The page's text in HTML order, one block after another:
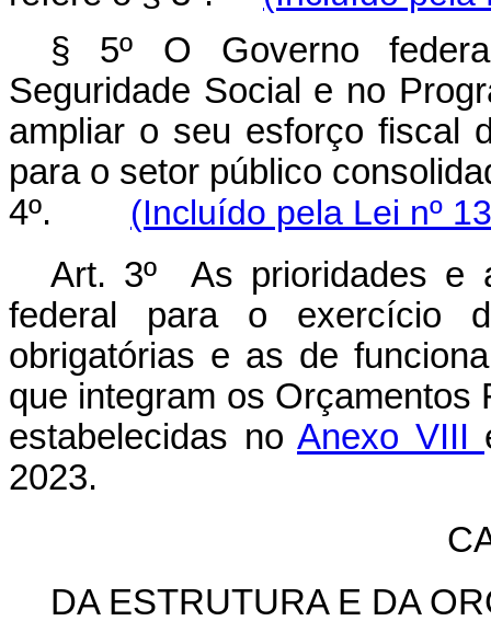
§ 5º O Governo
Seguridade Social e no
ampliar o seu esforço fiscal
para o setor público
4º. (Incluído pela Lei nº
Art. 3º As prioridades e
federal para o exercício
obrigatórias e as de
que integram os Orçamentos
estabelecidas no Anexo VIII
2023.
DA ESTRUTURA E DA